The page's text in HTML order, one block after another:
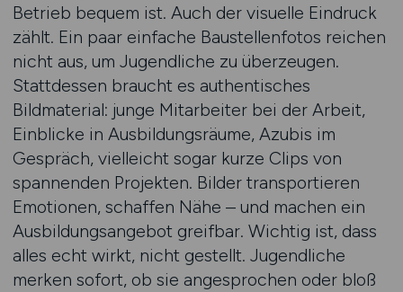
Betrieb bequem ist. Auch der visuelle Eindruck
zählt. Ein paar einfache Baustellenfotos reichen
nicht aus, um Jugendliche zu überzeugen.
Stattdessen braucht es authentisches
Bildmaterial: junge Mitarbeiter bei der Arbeit,
Einblicke in Ausbildungsräume, Azubis im
Gespräch, vielleicht sogar kurze Clips von
spannenden Projekten. Bilder transportieren
Emotionen, schaffen Nähe – und machen ein
Ausbildungsangebot greifbar. Wichtig ist, dass
alles echt wirkt, nicht gestellt. Jugendliche
merken sofort, ob sie angesprochen oder bloß